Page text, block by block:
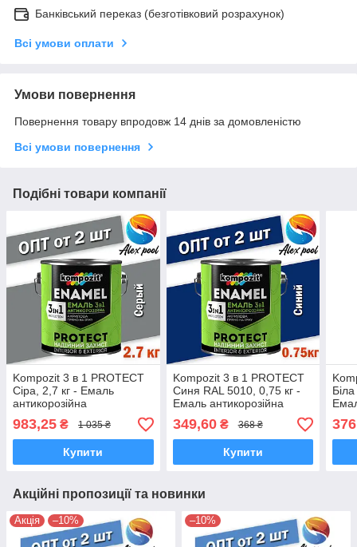
Банківський переказ (безготівковий розрахунок)
Всі умови оплати
Умови повернення
Повернення товару впродовж 14 днів за домовленістю
Всі умови повернення
Подібні товари компанії
Kompozit 3 в 1 PROTECT
Сіра, 2,7 кг - Емаль
антикорозійна
983,25 ₴ 1 035 ₴
Купити
Kompozit 3 в 1 PROTECT
Синя RAL 5010, 0,75 кг -
Емаль антикорозійна
349,60₴ 368 ₴
Купити
Акційні пропозиції та новинки
Акція –10% –10%